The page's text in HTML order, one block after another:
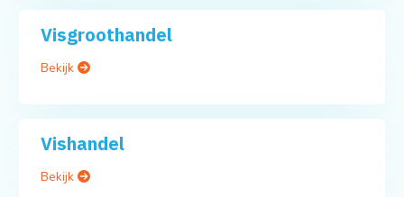
Visgroothandel
Bekijk
Vishandel
Bekijk